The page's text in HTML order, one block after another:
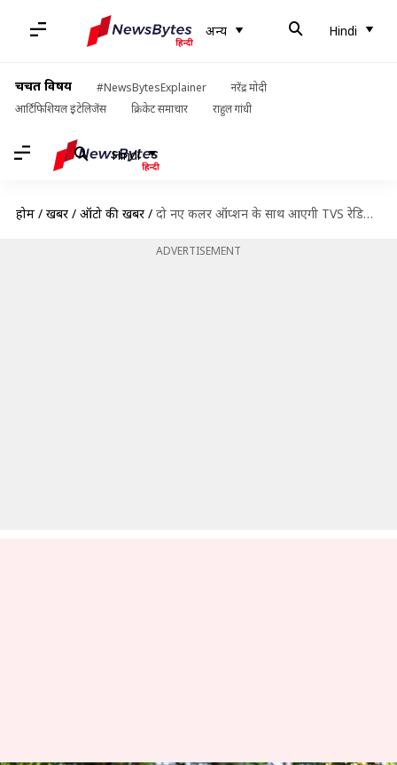
अन्य Hindi
चर्चित विषय #NewsBytesExplainer
नरेंद्र मोदी
आर्टिफिशियल इंटेलिजेंस
क्रिकेट समाचार राहुल गांधी
Hindi
होम / खबरें / ऑटो की खबरें / दो नए कलर ऑप्शन के साथ आएगी TVS रेडियॉन, कीमत में मामूली इजाफा
ADVERTISEMENT